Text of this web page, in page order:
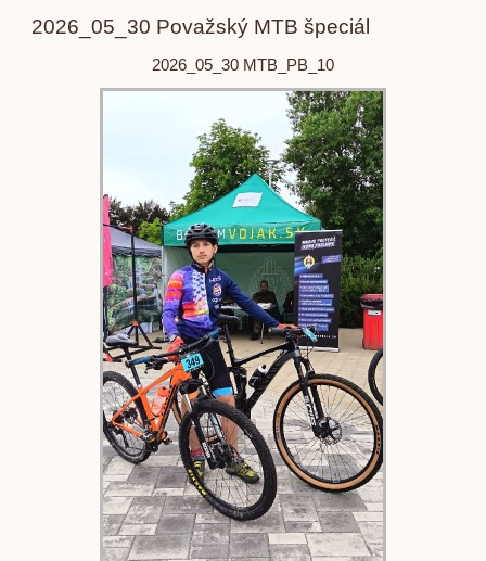
2026_05_30 Považský MTB špeciál
2026_05_30 MTB_PB_10